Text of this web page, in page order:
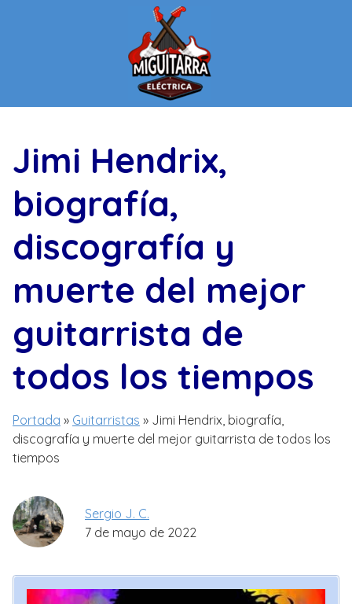
Jimi Hendrix,
biografía,
discografía y
muerte del mejor
guitarrista de
todos los tiempos
Portada » Guitarristas » Jimi Hendrix, biografía,
discografía y muerte del mejor guitarrista de todos los
tiempos
Sergio J. C.
7 de mayo de 2022